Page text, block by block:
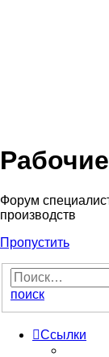
Форум
производств
Пропустить
поиск
Ссылки